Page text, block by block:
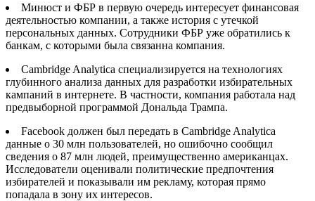
Минюст и ФБР в первую очередь интересует финансовая
деятельностью компании, а также история с утечкой
персональных данных. Сотрудники ФБР уже обратились к
банкам, с которыми была связанна компания.
Cambridge Analytica специализируется на технологиях
глубинного анализа данных для разработки избирательных
кампаний в интернете. В частности, компания работала над
предвыборной программой Дональда Трампа.
Facebook должен был передать в Cambridge Analytica
данные о 30 млн пользователей, но ошибочно сообщил
сведения о 87 млн людей, преимущественно американцах.
Исследователи оценивали политические предпочтения
избирателей и показывали им рекламу, которая прямо
попадала в зону их интересов.